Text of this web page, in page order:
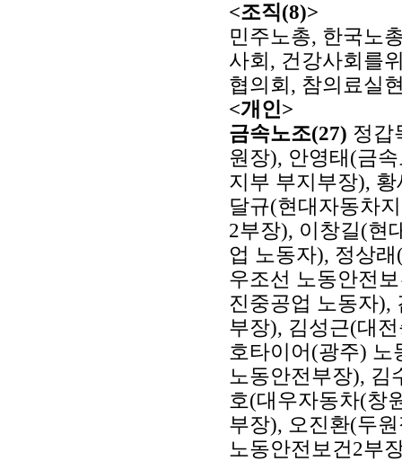
<조직(8)>
민주노총, 한국노
사회, 건강사회를
협의회, 참의료실
<개인>
금속노조(27) 정갑
원장), 안영태(금
지부 부지부장),
달규(현대자동차
2부장), 이창길(현
업 노동자), 정상
우조선 노동안전
진중공업 노동자),
부장), 김성근(대
호타이어(광주) 노
노동안전부장), 김
호(대우자동차(창
부장), 오진환(두
노동안전보건2부